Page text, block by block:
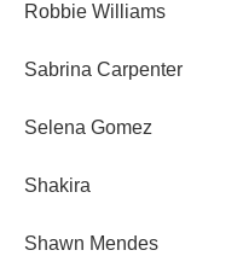
Robbie Williams
Sabrina Carpenter
Selena Gomez
Shakira
Shawn Mendes